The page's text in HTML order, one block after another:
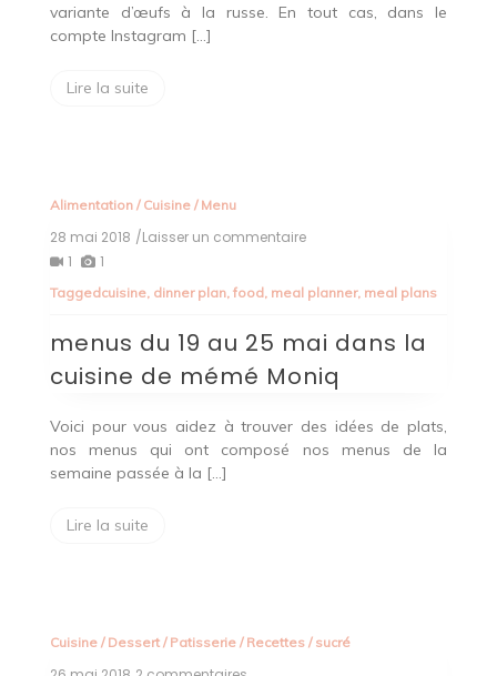
variante d’œufs à la russe. En tout cas, dans le
compte Instagram […]
Lire la suite
Alimentation/ Cuisine/ Menu
28 mai 2018 /Laisser un commentaireon
19
25
mai
dans
cuisine
de
mémé
1 1
Taggedcuisine, dinner plan, food, meal planner, meal plans
menus du 19 au 25 mai dans la
cuisine de mémé Moniq
Voici pour vous aidez à trouver des idées de plats,
nos menus qui ont composé nos menus de la
semaine passée à la […]
Lire la suite
Cuisine/ Dessert/ Patisserie/ Recettes/ sucré